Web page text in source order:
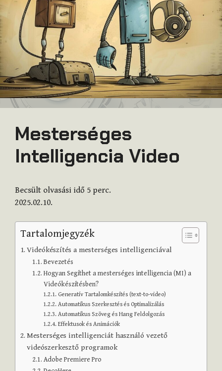
Mesterséges
Intelligencia Video
Becsült olvasási idő 5 perc.
2025.02.10.
Tartalomjegyzék
Videókészítés a mesterséges intelligenciával
Bevezetés
Hogyan Segíthet a mesterséges intelligencia (MI) a
Videókészítésben?
Generatív Tartalomkészítés (text-to-video)
Automatikus Szerkesztés és Optimalizálás
Automatikus Szöveg és Hang Feldolgozás
Effektusok és Animációk
Mesterséges intelligenciát használó vezető
videószerkesztő programok
Adobe Premiere Pro